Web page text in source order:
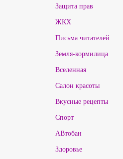
Защита прав
ЖКХ
Письма читателей
Земля-кормилица
Вселенная
Салон красоты
Вкусные рецепты
Спорт
АВтобан
Здоровье